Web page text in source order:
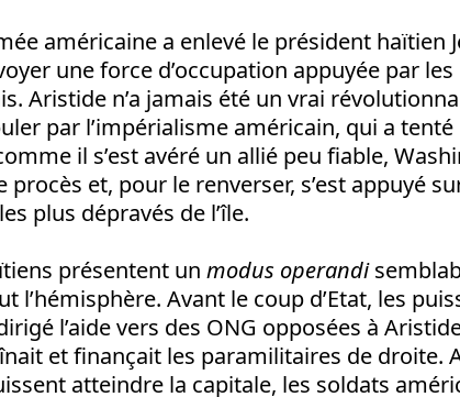
américaine a enlevé le président haïtien
une force d’occupation appuyée par
Aristide n’a jamais été un vrai
par l’impérialisme américain, qui a tenté
il s’est avéré un allié peu fiable,
et, pour le renverser, s’est appuyé
plus dépravés de l’île.
présentent un modus operandi
l’hémisphère. Avant le coup d’Etat, les
l’aide vers des ONG opposées à
et finançait les paramilitaires de droite.
atteindre la capitale, les soldats